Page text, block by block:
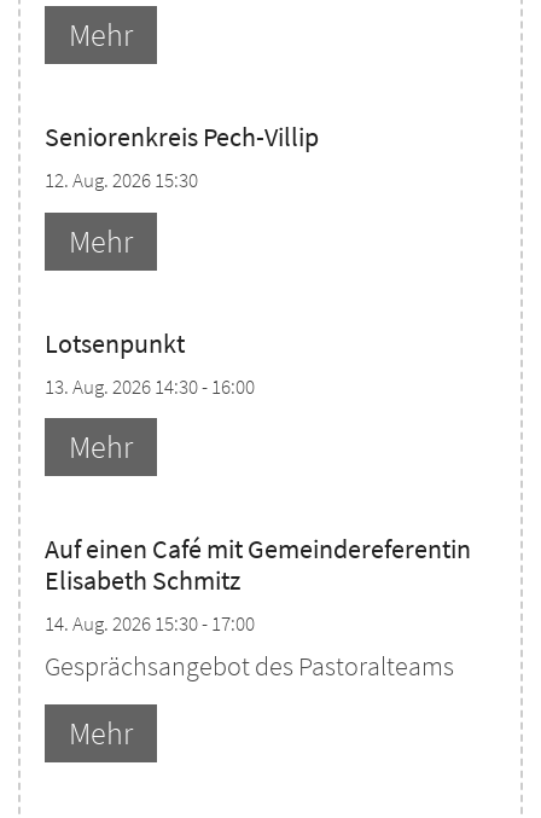
Mehr
Seniorenkreis Pech-Villip
12. Aug. 2026 15:30
Mehr
Lotsenpunkt
13. Aug. 2026 14:30 - 16:00
Mehr
Auf einen Café mit Gemeindereferentin
Elisabeth Schmitz
14. Aug. 2026 15:30 - 17:00
Gesprächsangebot des Pastoralteams
Mehr